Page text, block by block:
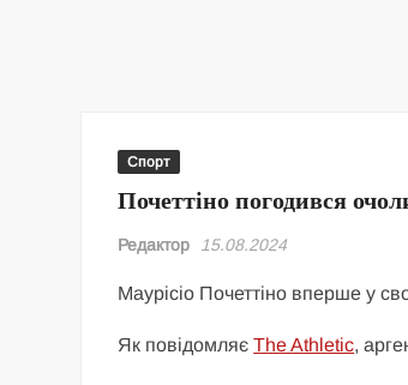
Спорт
Почеттіно погодився
Редактор 15.08.2024
Маурісіо Почеттіно вперше у
Як повідомляєThe Athletic,